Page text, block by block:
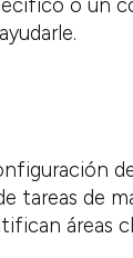
o un
tareas de
áreas